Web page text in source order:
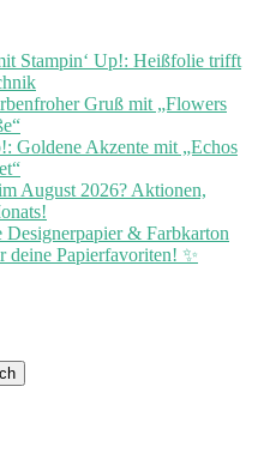
Stampin‘ Up!: Heißfolie trifft
Gruß mit „Flowers
Goldene Akzente mit „Echos
August 2026? Aktionen,
Designerpapier & Farbkarton
deine Papierfavoriten! ✨